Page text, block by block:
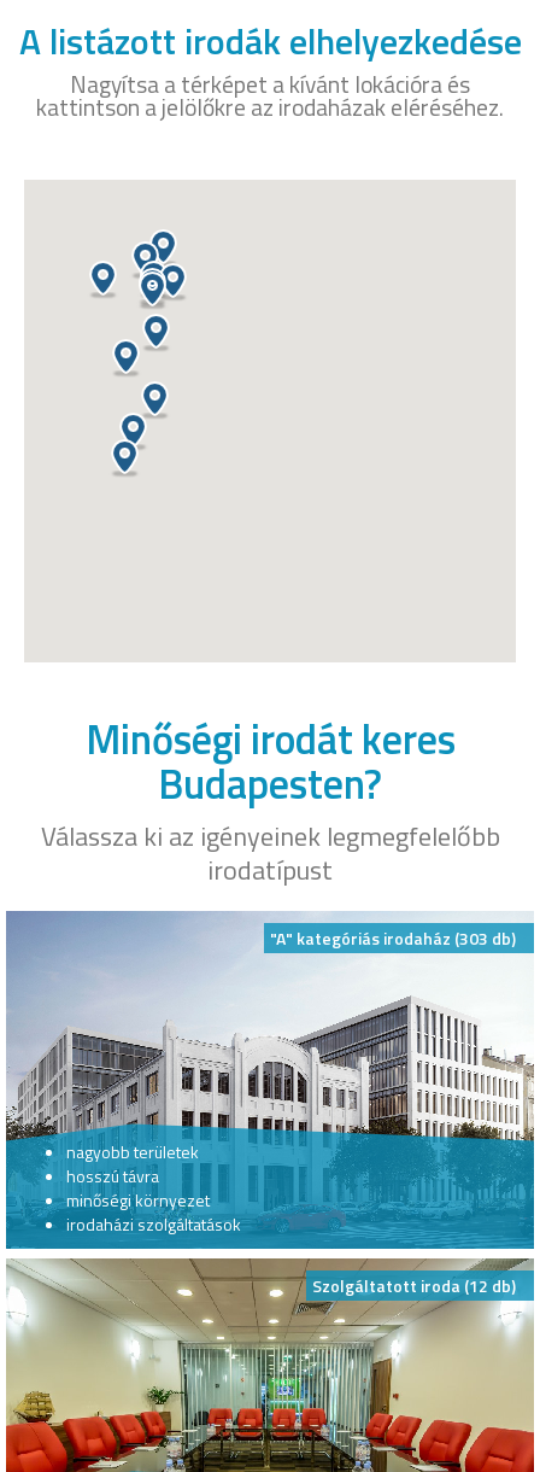
A listázott irodák elhelyezkedése
Nagyítsa a térképet a kívánt lokációra és
kattintson a jelölőkre az irodaházak eléréséhez.
Minőségi irodát keres
Budapesten?
Válassza ki az igényeinek legmegfelelőbb
irodatípust
"A" kategóriás irodaház (303 db)
nagyobb területek
hosszú távra
minőségi környezet
irodaházi szolgáltatások
Szolgáltatott iroda (12 db)